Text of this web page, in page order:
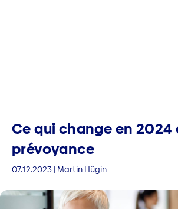
Ce qui change en 2024
prévoyance
07.12.2023 | Martin Hügin